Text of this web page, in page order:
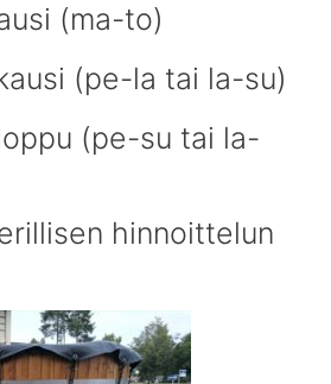
(ma-to)
(pe-la tai la-su)
(pe-su tai la-
hinnoittelun